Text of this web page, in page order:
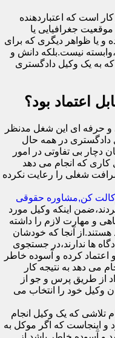
است که اعتباردهنده
جغرافیایی یا
و یا ظواهر دیگری که برای
نیست.بلکه دانش و
به یک وکیل دادگستری
اعتماد بود؟
حرفه ای این شغل مدنظر
دادگستری در همه حال
دچار بی تفاوتی در امور
که انجام می دهد
شغلی را رعایت نکرده
کن,مشاوره حقوقی
اینکه وکیل مورد
و مهارت لازم را داشته
هستند.از آنجا که خودشان
ها ندارند،در جستجوی
کرده و آسوده خاطر
می دهد به نتیجه کار
از طریق پرس و جو از
وکیل خود را انتخاب می
تلاشی که یک وکیل انجام
و اینجاست که اگر موکل به